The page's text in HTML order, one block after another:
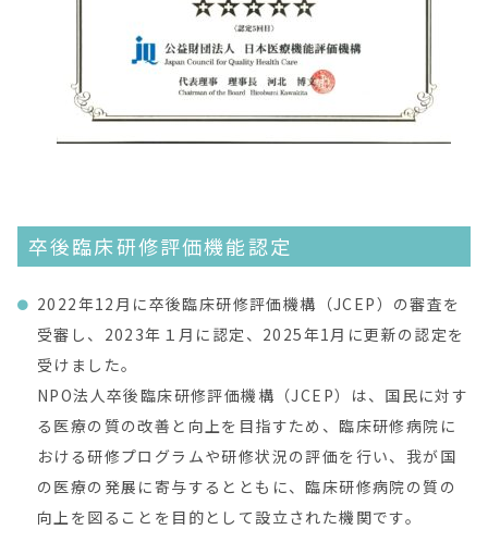
卒後臨床研修評価機能認定
2022年12月に卒後臨床研修評価機構（JCEP）の審査を
受審し、2023年１月に認定、2025年1月に更新の認定を
受けました。
NPO法人卒後臨床研修評価機構（JCEP）は、国民に対す
る医療の質の改善と向上を目指すため、臨床研修病院に
おける研修プログラムや研修状況の評価を行い、我が国
の医療の発展に寄与するとともに、臨床研修病院の質の
向上を図ることを目的として設立された機関です。